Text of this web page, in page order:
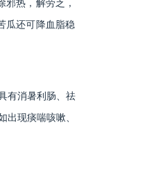
瓜还可降血脂稳
有消暑利肠、祛
现痰喘咳嗽、